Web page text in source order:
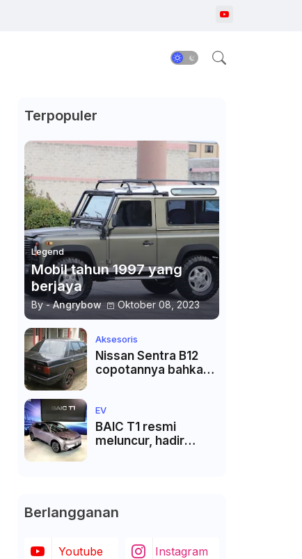
Terpopuler
Legend
Mobil tahun 1997 yang
berjaya
By - Angrybow Oktober 08, 2023
Aksesoris
Nissan Sentra B12
copotannya bahkan
EV
BAIC T1 resmi
meluncur, hadir
Berlangganan
Youtube Instagram